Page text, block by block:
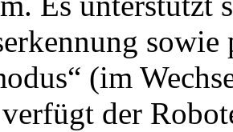
sowie
(im
der